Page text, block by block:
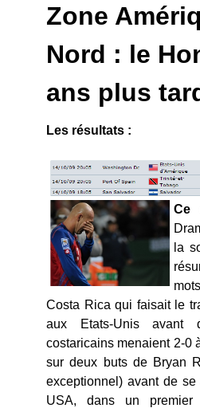
Zone
Nord : le
ans plus
Les résultats :
Ce
la
Costa Rica qui faisait le
aux Etats-Unis avant
costaricains menaient 2-0
sur deux buts de Bryan
exceptionnel) avant de
USA, dans un premier